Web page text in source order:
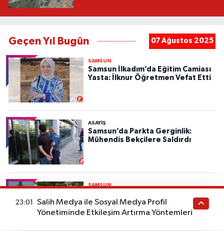
Geçen Yıl Bugün 07 Ağustos 2025
SAMSUN
Samsun İlkadım’da Eğitim Camiası
Yasta: İlknur Öğretmen Vefat Etti
ASAYIŞ
Samsun’da Parkta Gerginlik:
Mühendis Bekçilere Saldırdı
SAMSUN
Araçlık Haciz Şoku
23:01
Salih Medya ile Sosyal Medya Profil
Yönetiminde Etkileşim Artırma Yöntemleri